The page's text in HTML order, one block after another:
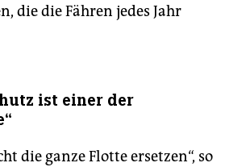
die die Fähren jedes Jahr
ist einer der
die ganze Flotte ersetzen“, so